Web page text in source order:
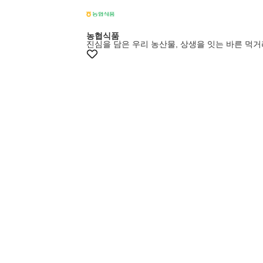
농협식품
진심을 담은 우리 농산물, 상생을 잇는 바른 먹거